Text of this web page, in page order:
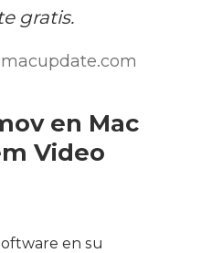
gratis.
en Mac
Video
en su